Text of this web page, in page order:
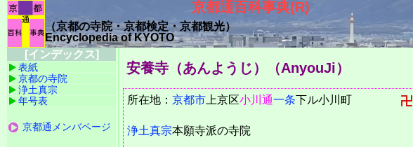
京都通百科事典(R)
（京都の寺院・京都検定・京都観光）
Encyclopedia of KYOTO
安養寺（あんようじ） （AnyouJi）
所在地： 京都市 上京区小川通一条下ル小川町
浄土真宗本願寺派の寺院
[インデックス]
表紙
京都の寺院
浄土真宗
年号表
京都通メンバページ